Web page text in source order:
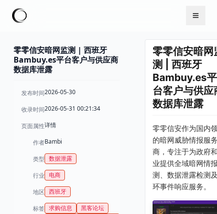
零零信安暗网监测 | 西班牙
Bambuy.es平台客户与供应商
数据库泄露
发布时间2026-05-30
收录时间2026-05-31 00:21:34
页面属性详情
作者Bambi
类型 数据泄露
行业 电商
地区 西班牙
标签 求购信息
黑客论坛
零零信安暗网
测 | 西班牙
Bambuy.es平
台客户与供应
数据库泄露
零零信安作为国内
的暗网威胁情报服
商，专注于为政府
业提供全域暗网情
测、数据泄露检测
环事件响应服务。